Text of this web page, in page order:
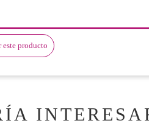
este producto